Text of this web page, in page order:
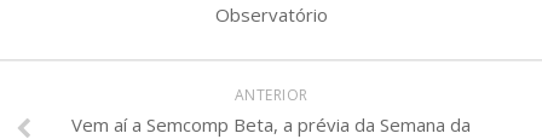
Observatório
ANTERIOR
Vem aí a Semcomp Beta, a prévia da Semana da